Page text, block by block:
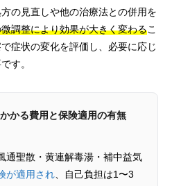
の見直しや他の治療法との併用を
調整により効果が大きく変わるこ
症状の変化を評価し、必要に応じ
す。
かる費用と保険適用の有無
通聖散・黄連解毒湯・補中益気
が適用され 、自己負担は1〜3